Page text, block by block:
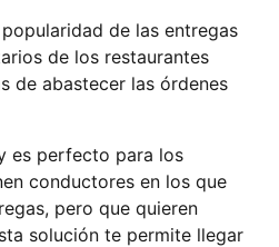
de las entregas
de los restaurantes
de abastecer las órdenes
es perfecto para los
conductores en los que
pero que quieren
solución te permite llegar